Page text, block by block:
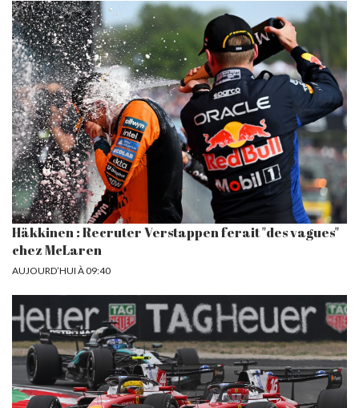
Häkkinen : Recruter Verstappen ferait "des vagues"
chez McLaren
AUJOURD’HUI À 09:40